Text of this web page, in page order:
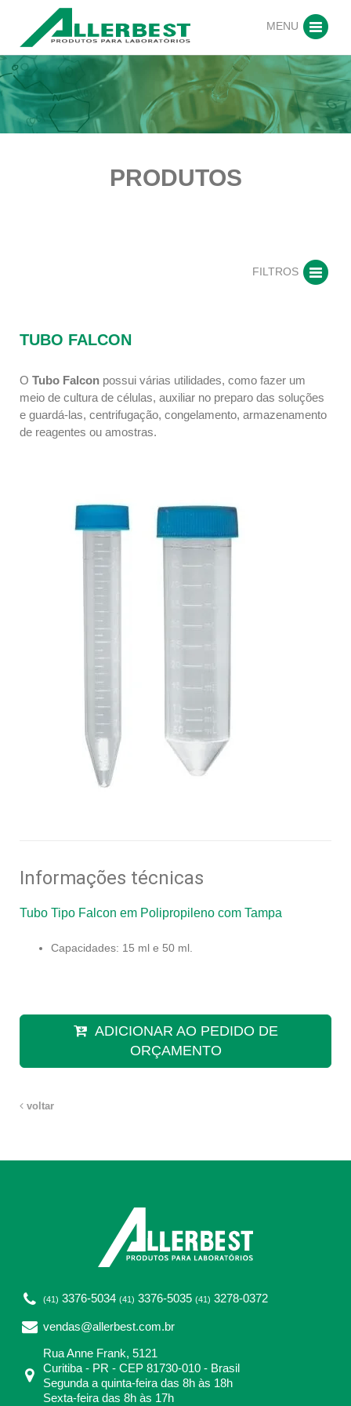
MENU
PRODUTOS
FILTROS
TUBO FALCON
O Tubo Falcon possui várias utilidades, como fazer um
meio de cultura de células, auxiliar no preparo das soluções
e guardá-las, centrifugação, congelamento, armazenamento
de reagentes ou amostras.
Informações técnicas
Tubo Tipo Falcon em Polipropileno com Tampa
Capacidades: 15 ml e 50 ml.
ADICIONAR AO PEDIDO DE
ORÇAMENTO
voltar
(41) 3376-5034 (41) 3376-5035 (41) 3278-0372
vendas@allerbest.com.br
Rua Anne Frank, 5121
Curitiba - PR - CEP 81730-010 - Brasil
Segunda a quinta-feira das 8h às 18h
Sexta-feira das 8h às 17h